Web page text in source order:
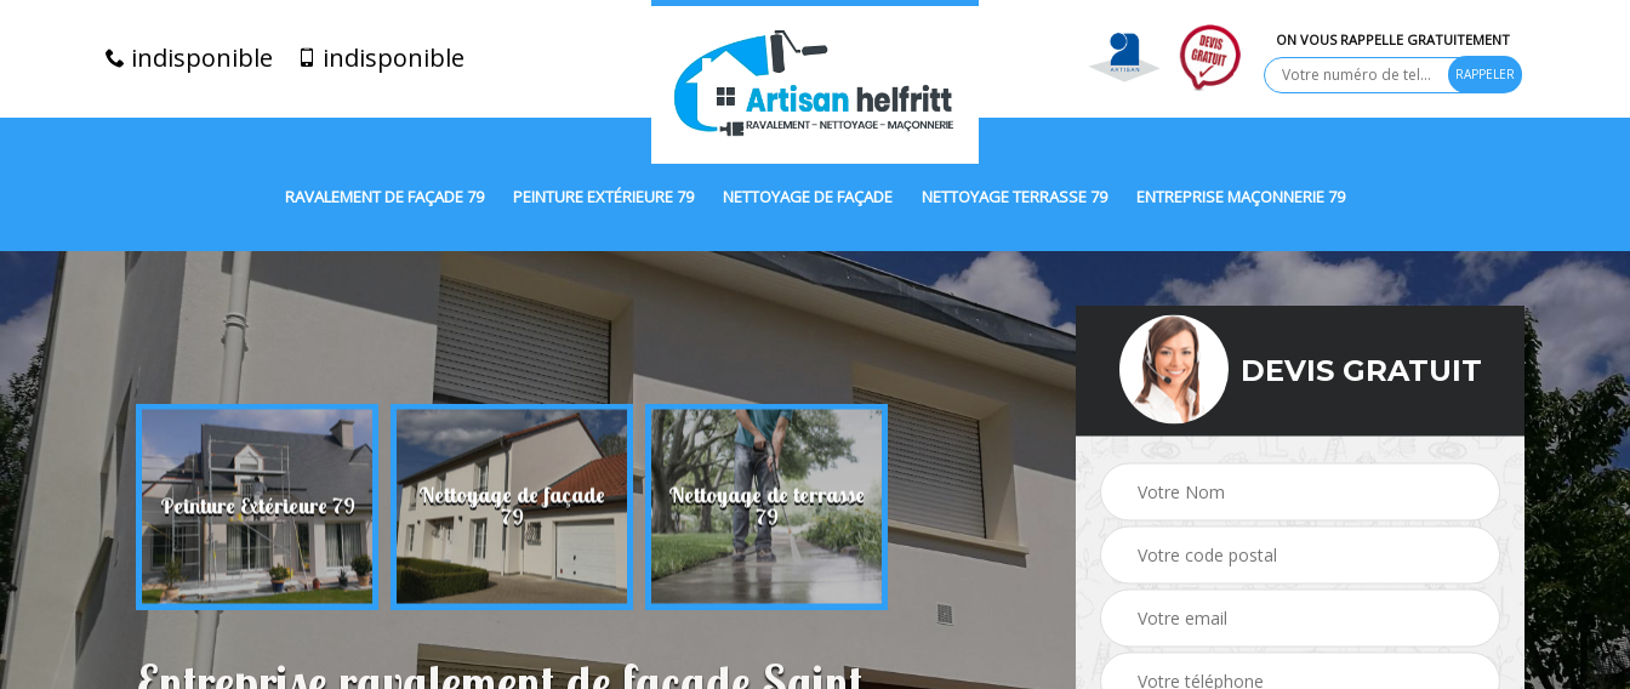
indisponible indisponible
ON VOUS RAPPELLE GRATUITEMENT
RAVALEMENT DE FAÇADE 79 PEINTURE EXTÉRIEURE 79 NETTOYAGE DE FAÇADE NETTOYAGE TERRASSE 79 ENTREPRISE MAÇONNERIE 79
de façade Peinture Extérieure 79 Nettoyage de façade
79
Nettoyage de terrasse
79 Maçonnerie 79 Ravalement de façade
79 Peinture Extérieure 79
DEVIS GRATUIT